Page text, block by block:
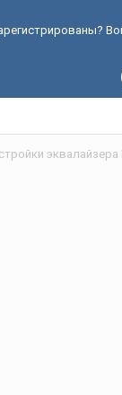
эквалайзера